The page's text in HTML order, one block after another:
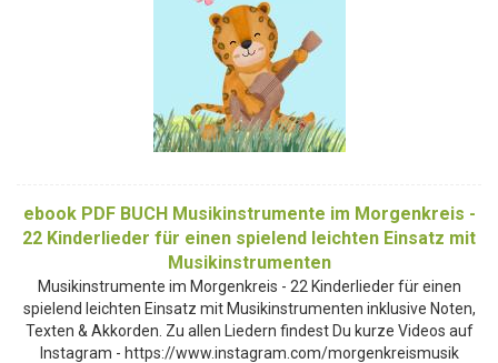
ebook PDF BUCH Musikinstrumente im Morgenkreis -
22 Kinderlieder für einen spielend leichten Einsatz mit
Musikinstrumenten
Musikinstrumente im Morgenkreis - 22 Kinderlieder für einen
spielend leichten Einsatz mit Musikinstrumenten inklusive Noten,
Texten & Akkorden. Zu allen Liedern findest Du kurze Videos auf
Instagram - https://www.instagram.com/morgenkreismusik